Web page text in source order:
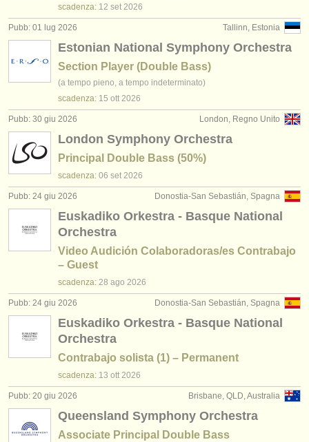
scadenza: 12 set 2026
Tallinn, Estonia
Pubb: 01 lug 2026
Estonian National Symphony Orchestra
Section Player (Double Bass)
(a tempo pieno, a tempo indeterminato)
scadenza: 15 ott 2026
London, Regno Unito
Pubb: 30 giu 2026
London Symphony Orchestra
Principal Double Bass (50%)
scadenza: 06 set 2026
Donostia-San Sebastián, Spagna
Pubb: 24 giu 2026
Euskadiko Orkestra - Basque National
Orchestra
Video Audición Colaboradoras/es Contrabajo
– Guest
scadenza: 28 ago 2026
Donostia-San Sebastián, Spagna
Pubb: 24 giu 2026
Euskadiko Orkestra - Basque National
Orchestra
Contrabajo solista (1) – Permanent
scadenza: 13 ott 2026
Brisbane, QLD, Australia
Pubb: 20 giu 2026
Queensland Symphony Orchestra
Associate Principal Double Bass